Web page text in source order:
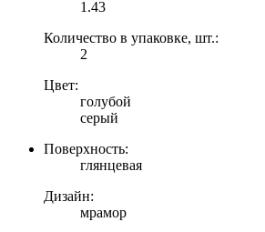
1.43
Количество в упаковке, шт.:
2
Цвет:
голубой
серый
Поверхность:
глянцевая
Дизайн:
мрамор